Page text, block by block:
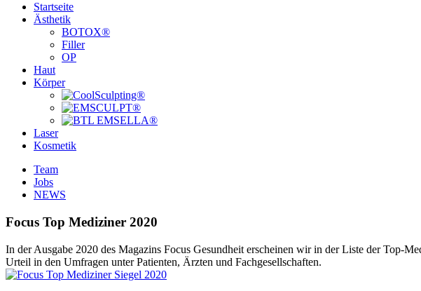
Startseite
Ästhetik
BOTOX®
Filler
OP
Haut
Körper
Laser
Kosmetik
Team
Jobs
NEWS
Focus Top Mediziner 2020
In der Ausgabe 2020 des Magazins Focus Gesundheit erscheinen wir in der Liste der Top-
Urteil in den Umfragen unter Patienten, Ärzten und Fachgesellschaften.